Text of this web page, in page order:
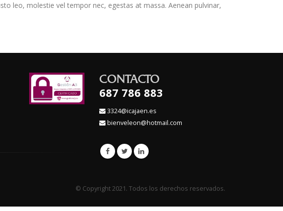
leo, molestie vel tempor nec, egestas at massa. Aenean pulvinar,
CONTACTO
687 786 883
3324@icajaen.es
bienveleon@hotmail.com
© Copyright 2021. Todos los derechos reservados.